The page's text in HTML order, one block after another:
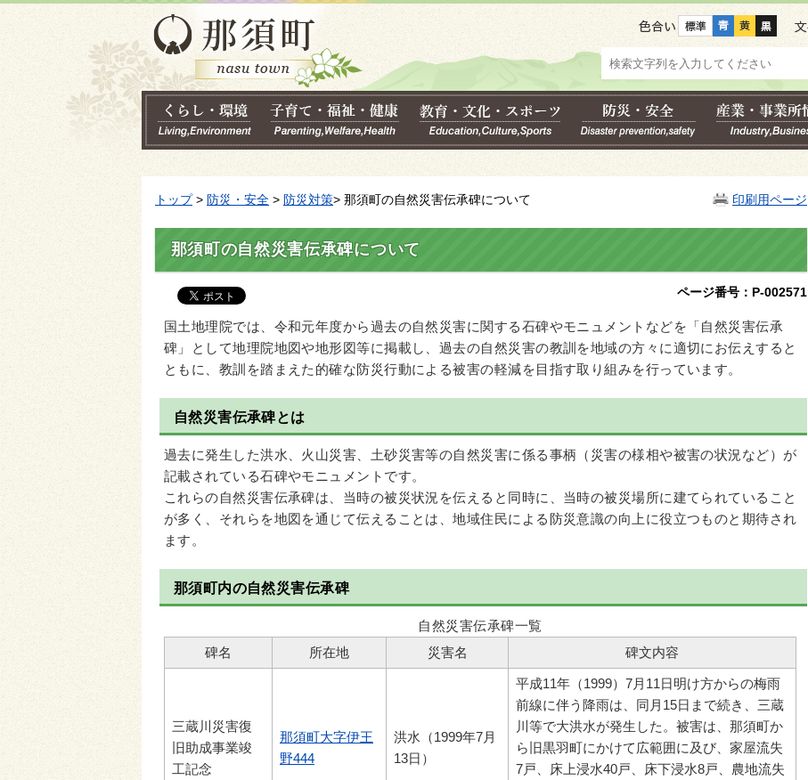
色合い
印刷用ページ
トップ> 防災・安全 > 防災対策> 那須町の自然災害伝承碑について
那須町の自然災害伝承碑について
ページ番号：P-002571
国土地理院では、令和元年度から過去の自然災害に関する石碑やモニュメントなどを「自然災害伝承
碑」として地理院地図や地形図等に掲載し、過去の自然災害の教訓を地域の方々に適切にお伝えすると
ともに、教訓を踏まえた的確な防災行動による被害の軽減を目指す取り組みを行っています。
自然災害伝承碑とは
過去に発生した洪水、火山災害、土砂災害等の自然災害に係る事柄（災害の様相や被害の状況など）が
記載されている石碑やモニュメントです。
これらの自然災害伝承碑は、当時の被災状況を伝えると同時に、当時の被災場所に建てられていること
が多く、それらを地図を通じて伝えることは、地域住民による防災意識の向上に役立つものと期待され
ます。
那須町内の自然災害伝承碑
自然災害伝承碑一覧
碑名
所在地 災害名 碑文内容
三蔵川災害復
旧助成事業竣
工記念
那須町大字伊王
野444
洪水（1999年7月
13日）
平成11年（1999）7月11日明け方からの梅雨
前線に伴う降雨は、同月15日まで続き、三蔵
川等で大洪水が発生した。被害は、那須町か
ら旧黒羽町にかけて広範囲に及び、家屋流失
7戸、床上浸水40戸、床下浸水8戸、農地流失